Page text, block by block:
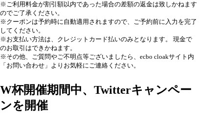
※ご利用料金が割引額以内であった場合の差額の返金は致しかねます
のでご了承ください。
※クーポンは予約時に自動適用されますので、ご予約前に入力を完了
してください。
※お支払い方法は、クレジットカード払いのみとなります。 現金で
のお取引はできかねます。
※その他、ご質問やご不明点等ございましたら、 ecbo cloakサイト内
「お問い合わせ」よりお気軽にご連絡ください。
W杯開催期間中、Twitterキャンペー
ンを開催